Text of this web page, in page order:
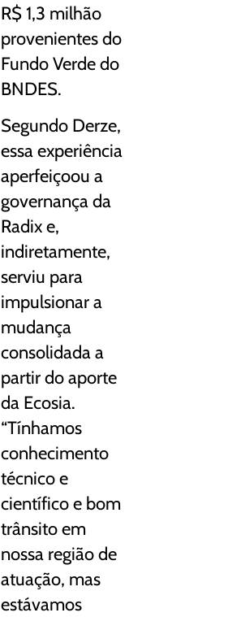
R$ 1,3 milhão
provenientes do
Fundo Verde do
BNDES.
Segundo Derze,
essa experiência
aperfeiçoou a
governança da
Radix e,
indiretamente,
serviu para
impulsionar a
mudança
consolidada a
partir do aporte
da Ecosia.
“Tínhamos
conhecimento
técnico e
científico e bom
trânsito em
nossa região de
atuação, mas
estávamos